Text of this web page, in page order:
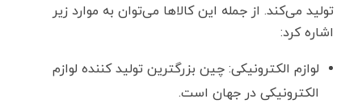
تولید می‌کند. از جمله این کالاها می‌توان به موارد زیر
اشاره کرد:
لوازم الکترونیکی: چین بزرگترین تولید کننده لوازم
الکترونیکی در جهان است.